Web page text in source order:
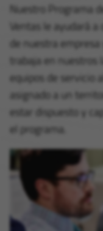
Nuestro Programa
Ventas le ayudará
de nuestra
trabaja en nuestros
equipos de servicio
asignado a un
estar dispuesto y
el programa.